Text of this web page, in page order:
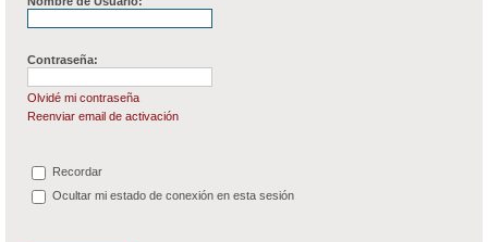
Contraseña:
Olvidé mi contraseña
Reenviar email de activación
Recordar
Ocultar mi estado de conexión en esta sesión